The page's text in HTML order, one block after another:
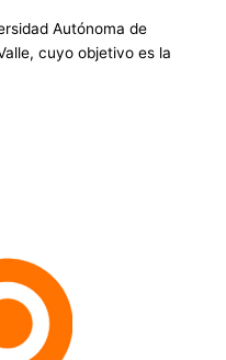
Autónoma de
cuyo objetivo es la